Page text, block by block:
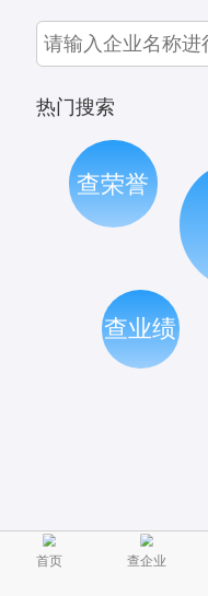
热门搜索
查荣誉
查业绩
首页 查企业